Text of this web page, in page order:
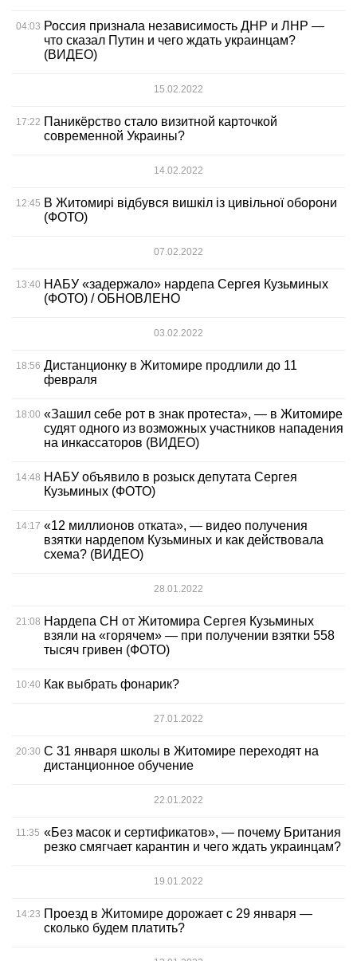
04:03 Россия признала независимость ДНР и ЛНР —
что сказал Путин и чего ждать украинцам?
(ВИДЕО)
15.02.2022
17:22 Паникёрство стало визитной карточкой
современной Украины?
14.02.2022
12:45 В Житомирі відбувся вишкіл із цивільної оборони
(ФОТО)
07.02.2022
13:40 НАБУ «задержало» нардепа Сергея Кузьминых
(ФОТО) / ОБНОВЛЕНО
03.02.2022
18:56 Дистанционку в Житомире продлили до 11
февраля
18:00 «Зашил себе рот в знак протеста», — в Житомире
судят одного из возможных участников нападения
на инкассаторов (ВИДЕО)
14:48 НАБУ объявило в розыск депутата Сергея
Кузьминых (ФОТО)
14:17 «12 миллионов отката», — видео получения
взятки нардепом Кузьминых и как действовала
схема? (ВИДЕО)
28.01.2022
21:08 Нардепа СН от Житомира Сергея Кузьминых
взяли на «горячем» — при получении взятки 558
тысяч гривен (ФОТО)
10:40 Как выбрать фонарик?
27.01.2022
20:30 С 31 января школы в Житомире переходят на
дистанционное обучение
22.01.2022
11:35 «Без масок и сертификатов», — почему Британия
резко смягчает карантин и чего ждать украинцам?
19.01.2022
14:23 Проезд в Житомире дорожает с 29 января —
сколько будем платить?